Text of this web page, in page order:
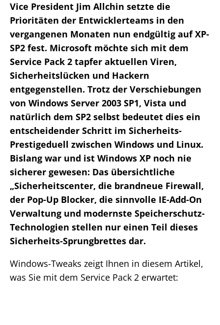
Vice President Jim Allchin setzte die
Prioritäten der Entwicklerteams in den
vergangenen Monaten nun endgültig auf XP-
SP2 fest. Microsoft möchte sich mit dem
Service Pack 2 tapfer aktuellen Viren,
Sicherheitslücken und Hackern
entgegenstellen. Trotz der Verschiebungen
von Windows Server 2003 SP1, Vista und
natürlich dem SP2 selbst bedeutet dies ein
entscheidender Schritt im Sicherheits-
Prestigeduell zwischen Windows und Linux.
Bislang war und ist Windows XP noch nie
sicherer gewesen: Das übersichtliche
„Sicherheitscenter, die brandneue Firewall,
der Pop-Up Blocker, die sinnvolle IE-Add-On
Verwaltung und modernste Speicherschutz-
Technologien stellen nur einen Teil dieses
Sicherheits-Sprungbrettes dar.
Windows-Tweaks zeigt Ihnen in diesem Artikel,
was Sie mit dem Service Pack 2 erwartet: